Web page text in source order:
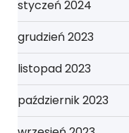
styczeń 2024
grudzień 2023
listopad 2023
październik 2023